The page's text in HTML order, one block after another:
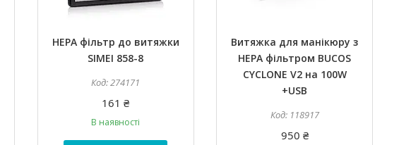
HEPA фільтр до витяжки
SIMEI 858-8
274171
161 ₴
В наявності
Витяжка для манікюру з
HEPA фільтром BUCOS
CYCLONE V2 на 100W
+USB
118917
950 ₴